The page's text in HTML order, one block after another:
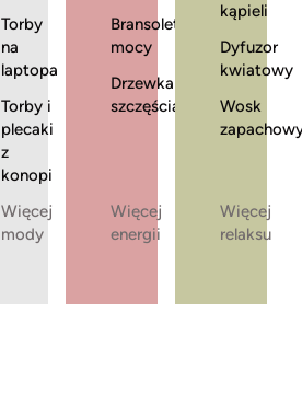
Torby
na
laptopa
Torby i
plecaki
z
konopi
Więcej
mody
Bransoletki
mocy
Drzewka
szczęścia
Więcej
energii
kąpieli
Dyfuzor
kwiatowy
Wosk
Więcej
relaksu